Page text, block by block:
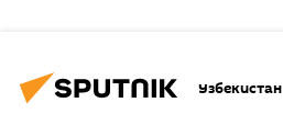
Узбекистан